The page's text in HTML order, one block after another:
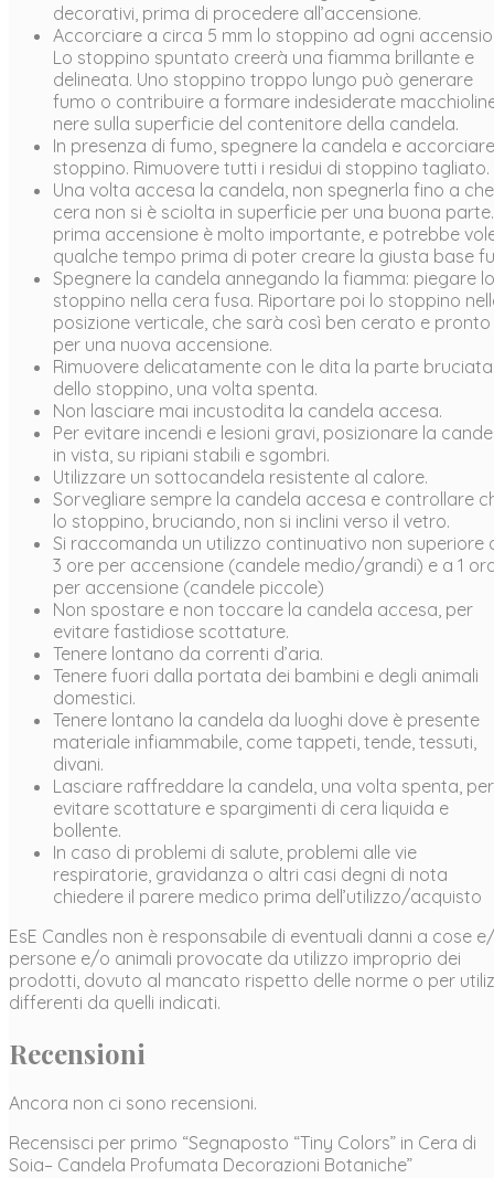
decorativi, prima di procedere all’accensione.
Accorciare a circa 5 mm lo stoppino ad ogni
Lo stoppino spuntato creerà una fiamma brillante e
delineata. Uno stoppino troppo lungo può generare
fumo o contribuire a formare indesiderate
nere sulla superficie del contenitore della candela.
In presenza di fumo, spegnere la candela e
stoppino. Rimuovere tutti i residui di stoppino tagliato.
Una volta accesa la candela, non spegnerla fino a
cera non si è sciolta in superficie per una buona
prima accensione è molto importante, e potrebbe
qualche tempo prima di poter creare la giusta base
Spegnere la candela annegando la fiamma: piegare lo
stoppino nella cera fusa. Riportare poi lo stoppino
posizione verticale, che sarà così ben cerato e pronto
per una nuova accensione.
Rimuovere delicatamente con le dita la parte bruciata
dello stoppino, una volta spenta.
Non lasciare mai incustodita la candela accesa.
Per evitare incendi e lesioni gravi, posizionare la
in vista, su ripiani stabili e sgombri.
Utilizzare un sottocandela resistente al calore.
Sorvegliare sempre la candela accesa e controllare
lo stoppino, bruciando, non si inclini verso il vetro.
Si raccomanda un utilizzo continuativo non superiore
3 ore per accensione (candele medio/grandi) e a 1
per accensione (candele piccole)
Non spostare e non toccare la candela accesa, per
evitare fastidiose scottature.
Tenere lontano da correnti d’aria.
Tenere fuori dalla portata dei bambini e degli animali
domestici.
Tenere lontano la candela da luoghi dove è presente
materiale infiammabile, come tappeti, tende, tessuti,
divani.
Lasciare raffreddare la candela, una volta spenta, per
evitare scottature e spargimenti di cera liquida e
bollente.
In caso di problemi di salute, problemi alle vie
respiratorie, gravidanza o altri casi degni di nota
chiedere il parere medico prima dell’utilizzo/acquisto
EsE Candles non è responsabile di eventuali danni a cose
persone e/o animali provocate da utilizzo improprio dei
prodotti, dovuto al mancato rispetto delle norme o per
differenti da quelli indicati.
Recensioni
Ancora non ci sono recensioni.
Recensisci per primo “Segnaposto “Tiny Colors” in Cera di
Soia– Candela Profumata Decorazioni Botaniche”